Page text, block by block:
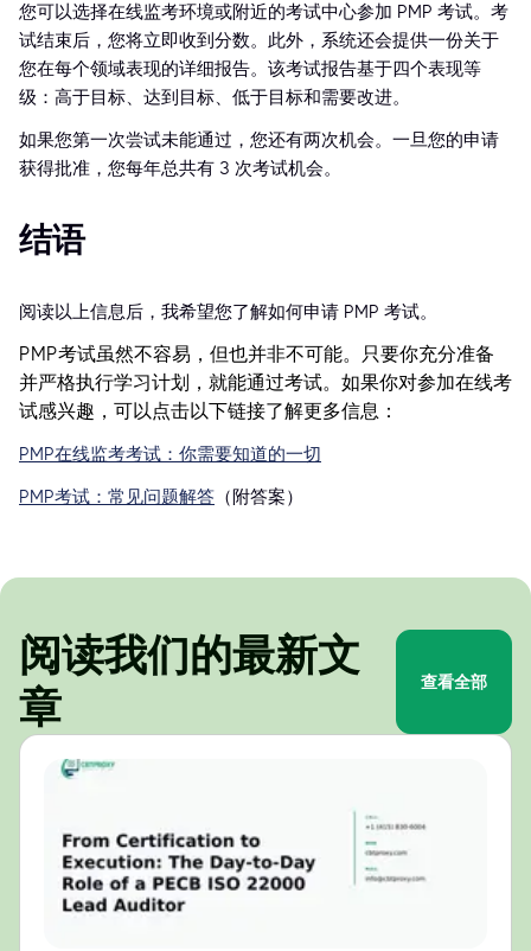
您可以选择在线监考环境或附近的考试中心参加 PMP 考试。考
试结束后，您将立即收到分数。此外，系统还会提供一份关于
您在每个领域表现的详细报告。该考试报告基于四个表现等
级：高于目标、达到目标、低于目标和需要改进。
如果您第一次尝试未能通过，您还有两次机会。一旦您的申请
获得批准，您每年总共有 3 次考试机会。
结语
阅读以上信息后，我希望您了解如何申请 PMP 考试。
PMP考试虽然不容易，但也并非不可能。只要你充分准备
并严格执行学习计划，就能通过考试。如果你对参加在线考
试感兴趣，可以点击以下链接了解更多信息：
PMP在线监考考试：你需要知道的一切
PMP考试：常见问题解答 （附答案）
阅读我们的最新文
章
查看全部